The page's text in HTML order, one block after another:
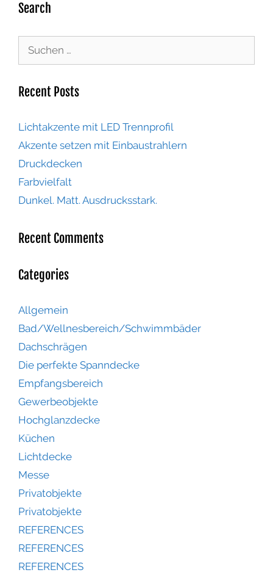
Search
Recent Posts
Lichtakzente mit LED Trennprofil
Akzente setzen mit Einbaustrahlern
Druckdecken
Farbvielfalt
Dunkel. Matt. Ausdrucksstark.
Recent Comments
Categories
Allgemein
Bad/Wellnesbereich/Schwimmbäder
Dachschrägen
Die perfekte Spanndecke
Empfangsbereich
Gewerbeobjekte
Hochglanzdecke
Küchen
Lichtdecke
Messe
Privatobjekte
Privatobjekte
REFERENCES
REFERENCES
REFERENCES